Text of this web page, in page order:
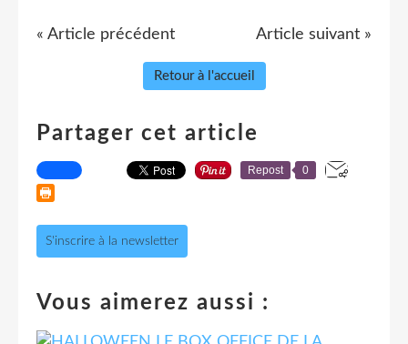
« Article précédent Article suivant »
Retour à l'accueil
Partager cet article
Repost 0
S'inscrire à la newsletter
Vous aimerez aussi :